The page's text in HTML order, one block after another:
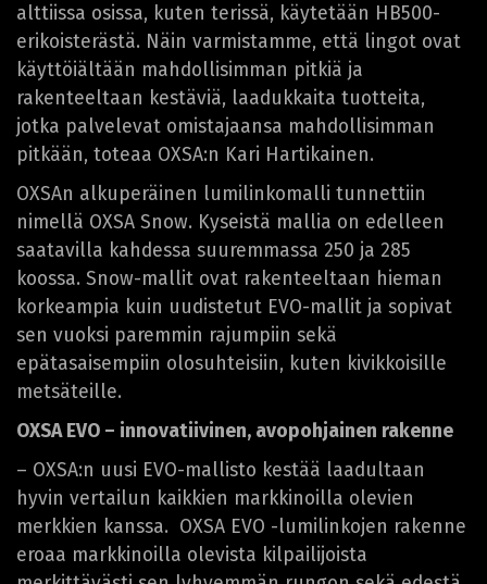
alttiissa osissa, kuten terissä, käytetään HB500-
erikoisterästä. Näin varmistamme, että lingot ovat
käyttöiältään mahdollisimman pitkiä ja
rakenteeltaan kestäviä, laadukkaita tuotteita,
jotka palvelevat omistajaansa mahdollisimman
pitkään, toteaa OXSA:n Kari Hartikainen.
OXSAn alkuperäinen lumilinkomalli tunnettiin
nimellä OXSA Snow. Kyseistä mallia on edelleen
saatavilla kahdessa suuremmassa 250 ja 285
koossa. Snow-mallit ovat rakenteeltaan hieman
korkeampia kuin uudistetut EVO-mallit ja sopivat
sen vuoksi paremmin rajumpiin sekä
epätasaisempiin olosuhteisiin, kuten kivikkoisille
metsäteille.
OXSA EVO – innovatiivinen, avopohjainen rakenne
– OXSA:n uusi EVO-mallisto kestää laadultaan
hyvin vertailun kaikkien markkinoilla olevien
merkkien kanssa. OXSA EVO -lumilinkojen rakenne
eroaa markkinoilla olevista kilpailijoista